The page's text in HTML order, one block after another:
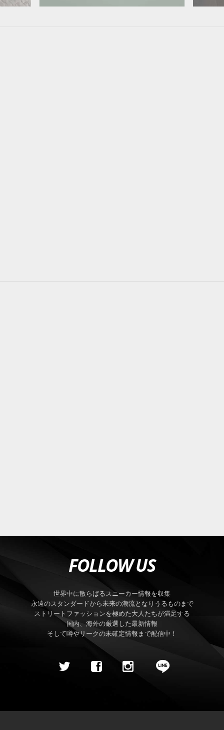
FOLLOW US
世界中に散らばるスニーカー情報を収集
永遠のスタンダードから未来の潮流となりうるものまで
ストリートファッションを極めた大人たちが満足する
国内、海外の厳選した最新情報
そして噂やリークの未確定情報まで配信中！